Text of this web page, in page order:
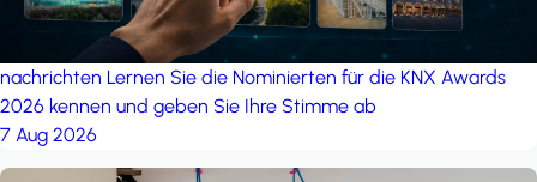
nachrichten Lernen Sie die Nominierten für die KNX Awards
2026 kennen und geben Sie Ihre Stimme ab
7 Aug 2026